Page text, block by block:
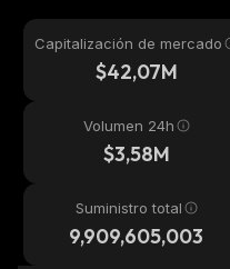
Capitalización de mercado
$42,07M
Volumen 24h
$3,58M
Suministro total
9,909,605,003